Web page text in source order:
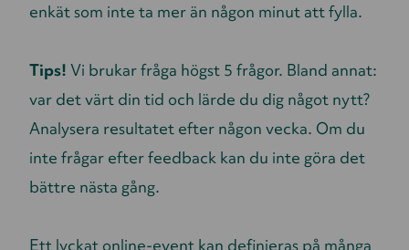
enkät som inte ta mer än någon minut att fylla.
Tips! Vi brukar fråga högst 5 frågor. Bland annat:
var det värt din tid och lärde du dig något nytt?
Analysera resultatet efter någon vecka. Om du
inte frågar efter feedback kan du inte göra det
bättre nästa gång.
Ett lyckat online-event kan definieras på många